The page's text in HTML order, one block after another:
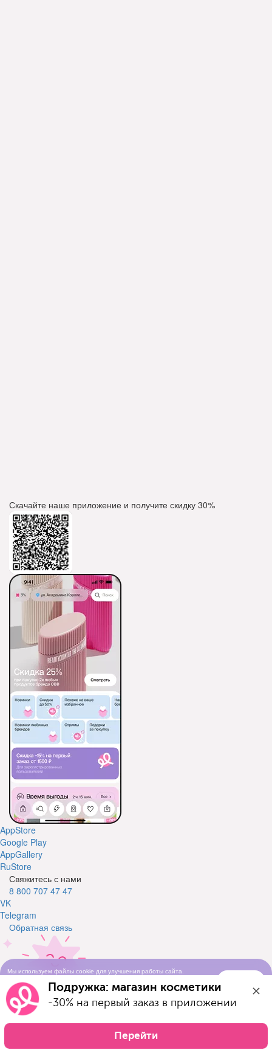
Скачайте наше приложение и получите скидку 30%
AppStore
Google Play
AppGallery
RuStore
Свяжитесь с нами
8 800 707 47 47
VK
Telegram
Обратная связь
Свяжитесь с нами
Оставьте свой телефон и мы вам перезвоним
Телефон
Мы используем файлы cookie для улучшения работы сайта.
использования cookie-файловПодружка: магазин косметики
-30% на первый заказ в приложении
Перейти